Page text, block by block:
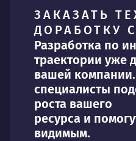
ЗАКАЗАТЬ
ДОРАБОТКУ
Разработка по
траектории уже
вашей
специалисты
роста вашего
ресурса и
видимым.